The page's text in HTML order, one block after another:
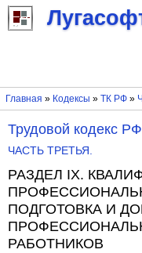
Главная » Кодексы » ТК РФ»
Трудовой кодекс РФ
ЧАСТЬ ТРЕТЬЯ.
РАЗДЕЛ IX.
ПОДГОТОВКА И
РАБОТНИКОВ